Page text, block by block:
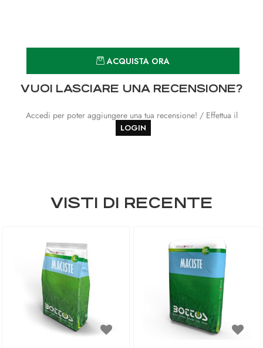
ACQUISTA ORA
VUOI LASCIARE UNA RECENSIONE?
Accedi per poter aggiungere una tua recensione! / Effettua il
LOGIN
VISTI DI RECENTE